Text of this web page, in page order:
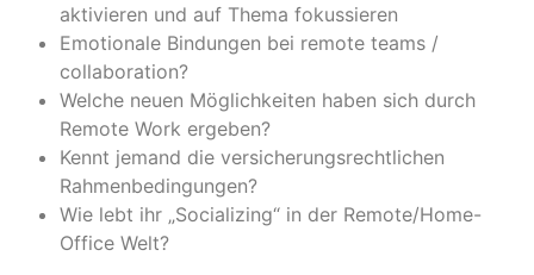
aktivieren und auf Thema fokussieren
Emotionale Bindungen bei remote teams /
collaboration?
Welche neuen Möglichkeiten haben sich durch
Remote Work ergeben?
Kennt jemand die versicherungsrechtlichen
Rahmenbedingungen?
Wie lebt ihr „Socializing“ in der Remote/Home-
Office Welt?